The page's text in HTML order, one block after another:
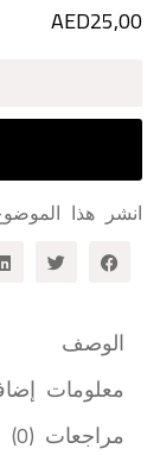
AED25,00
الذي
ينفد
أسُس
العلوم
انشر هذا
الوصف
معلومات
مراجعات (0)